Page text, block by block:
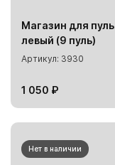
Магазин для
левый (9 пуль)
Артикул: 3930
1 050 ₽
Нет в наличии